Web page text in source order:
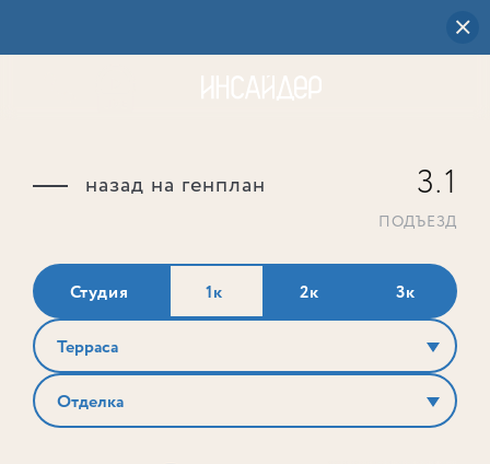
назад на генплан 3.1
ПОДЪЕЗД
Студия 1к 2к 3к
Терраса
Отделка